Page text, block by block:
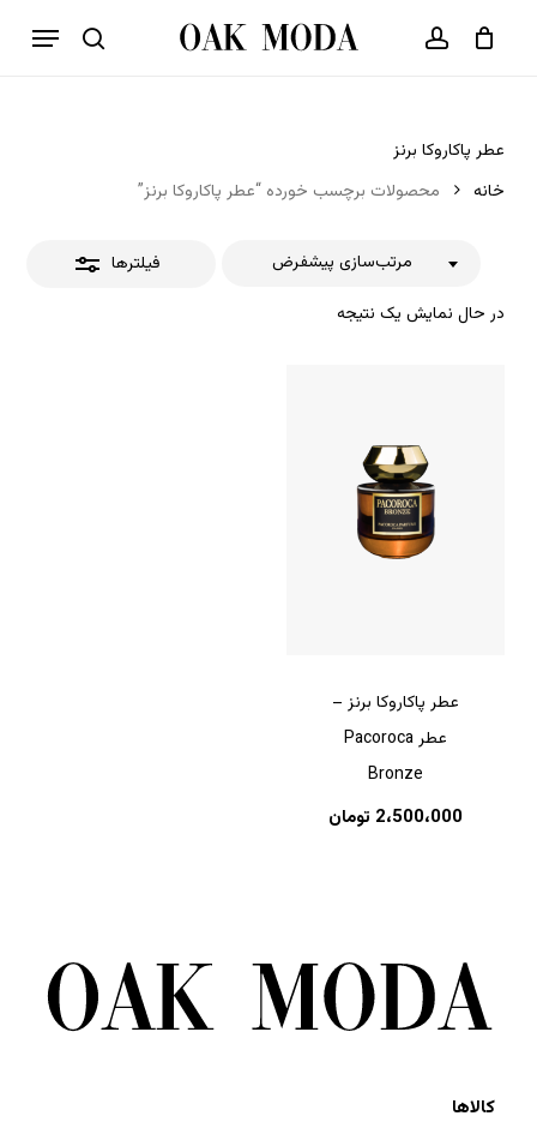
جستجو حساب کاربری
فهرست
سبد خرید بستن
عطر پاکاروکا برنز
خانه
محصولات برچسب خورده “عطر پاکاروکا برنز”
فیلترها
در حال نمایش یک نتیجه
مرتب‌سازی پیشفرض
بستن
عطر پاکاروکا برنز –
عطر Pacoroca
Bronze
2،500،000 تومان
کالاها